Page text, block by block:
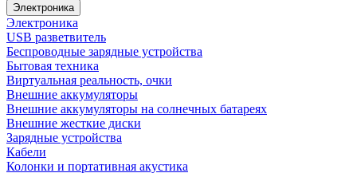
Электроника
Электроника
USB разветвитель
Беспроводные зарядные устройства
Бытовая техника
Виртуальная реальность, очки
Внешние аккумуляторы
Внешние аккумуляторы на солнечных батареях
Внешние жесткие диски
Зарядные устройства
Кабели
Колонки и портативная акустика